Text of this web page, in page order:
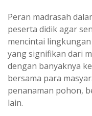
Peran madrasah
peserta didik agar
mencintai
yang signifikan dari
dengan banyaknya
bersama para
penanaman pohon,
lain.